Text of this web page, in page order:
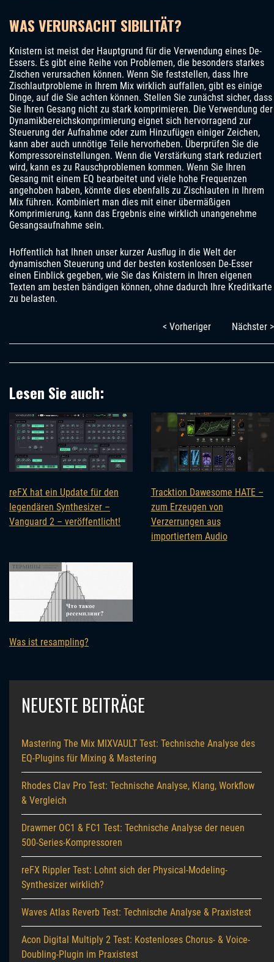
WAS VERURSACHT SIBILITÄT?
Knistern ist meist der Hauptgrund für die Verwendung eines De-
Essers. Es gibt eine Reihe von Problemen, die besonders starkes
Zischen verursachen können. Wenn Sie feststellen, dass Ihre
Zischlautprobleme in Ihrem Mix wirklich auffallen, gibt es einige
Dinge, auf die Sie achten können. Stellen Sie zunächst sicher, dass
Sie Ihren Gesang nicht zu stark komprimieren. Die Verwendung der
Dynamikbereichskomprimierung eignet sich hervorragend zur
Steuerung der Aufnahme oder zum Hinzufügen einiger Zeichen,
kann aber auch unnötige Teile hervorheben. Überprüfen Sie die
Kompressoreinstellungen. Wenn die Verstärkung stark reduziert
wird, kann es zu Rauschproblemen kommen. Wenn Sie Ihren
Gesang mit einem EQ bearbeitet und viele hohe Frequenzen
angehoben haben, könnte dies ebenfalls zu Zischlauten in Ihrem
Mix führen. Kombiniert man dies mit einer übermäßigen
Komprimierung, kann das Ergebnis eine wirklich unangenehme
Gesangsaufnahme sein.
Hoffentlich hat Ihnen unser kurzer Ausflug in die Welt der
dynamischen Steuerung und der besten kostenlosen De-Esser
einen Einblick gegeben, wie Sie das Knistern in Ihren eigenen
Texten am besten bändigen können, ohne dadurch Ihre Kreditkarte
zu belasten.
< Vorheriger Nächster >
Lesen Sie auch:
reFX hat ein Update für den
legendären Synthesizer –
Vanguard 2 – veröffentlicht!
Tracktion Dawesome HATE –
zum Erzeugen von
Verzerrungen aus
importiertem Audio
Was ist resampling?
NEUESTE BEITRÄGE
Mastering The Mix MIXVAULT Test: Technische Analyse des
EQ-Plugins für Mixing & Mastering
Rhodes Clav Pro Test: Technische Analyse, Klang, Workflow
& Vergleich
Drawmer OC1 & FC1 Test: Technische Analyse der neuen
500-Series-Kompressoren
reFX Rippler Test: Lohnt sich der Physical-Modeling-
Synthesizer wirklich?
Waves Atlas Reverb Test: Technische Analyse & Praxistest
Acon Digital Multiply 2 Test: Kostenloses Chorus- & Voice-
Doubling-Plugin im Praxistest